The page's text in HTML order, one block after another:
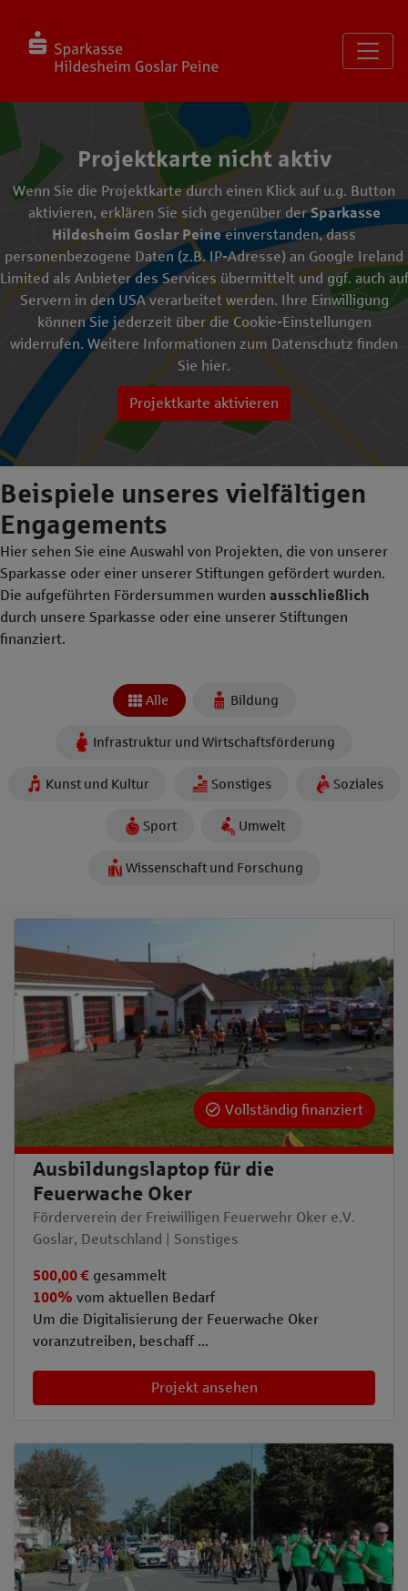
Beispiele unseres vielfältigen Engagements
Projekte entdecken
Karte überspringen und zum Abschnitt der Projektkacheln
Karte zeigt die Standorte der Projekte an. Verwenden
Projektkarte nicht aktiv
Wenn Sie die Projektkarte durch einen Klick auf u.g. Button
aktivieren, erklären Sie sich gegenüber derSparkasse
Hildesheim Goslar Peineeinverstanden, dass
personenbezogene Daten (z.B. IP-Adresse) an Google Ireland
Limited als Anbieter des Services übermittelt und ggf. auch auf
Servern in den USA verarbeitet werden. Ihre Einwilligung
können Sie jederzeit über die Cookie-Einstellungen
widerrufen. Weitere Informationen zum Datenschutz finden
Sie hier.
Projektkarte aktivieren
Beispiele unseres vielfältigen
Engagements
Hier sehen Sie eine Auswahl von Projekten, die von unserer
Sparkasse oder einer unserer Stiftungen gefördert wurden.
Die aufgeführten Fördersummen wurden ausschließlich
durch unsere Sparkasse oder eine unserer Stiftungen
finanziert.
Alle Bildung
Infrastruktur und Wirtschaftsförderung
Kunst und Kultur Sonstiges Soziales
Sport Umwelt
Wissenschaft und Forschung
Vollständig finanziert
Ausbildungslaptop für die
Feuerwache Oker
Förderverein der Freiwilligen Feuerwehr Oker e.V.
Goslar, Deutschland | Sonstiges
500,00 € gesammelt
100% vom aktuellen Bedarf
Um die Digitalisierung der Feuerwache Oker
voranzutreiben, beschaff ...
Projekt ansehen